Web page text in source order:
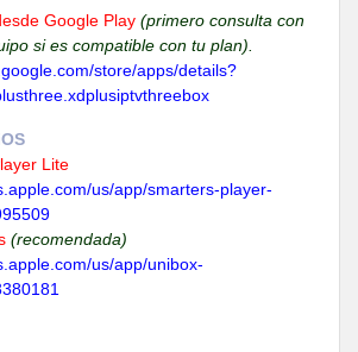
Google Play (primero consulta con
si es compatible con tu plan).
store/apps/details?
Lite
us/app/smarters-player-
(recomendada)
us/app/unibox-